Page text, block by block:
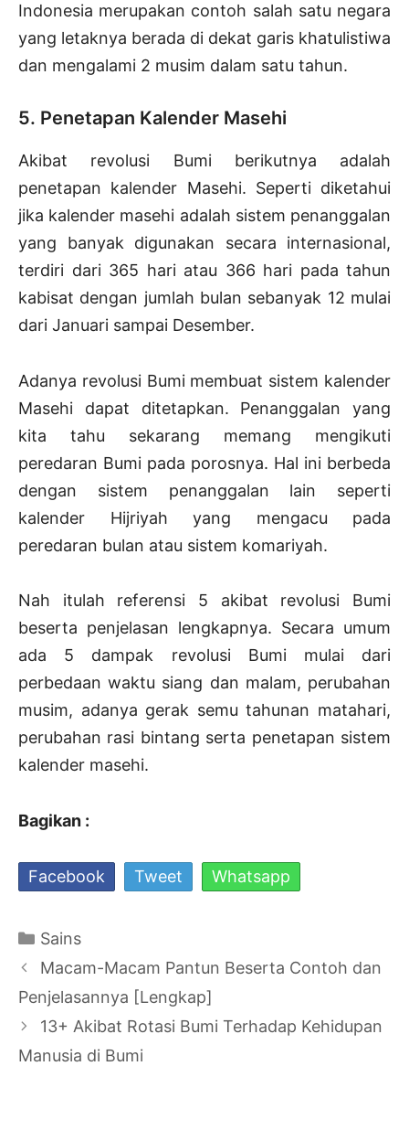
Indonesia merupakan contoh salah satu negara
yang letaknya berada di dekat garis khatulistiwa
dan mengalami 2 musim dalam satu tahun.
5. Penetapan Kalender Masehi
Akibat revolusi Bumi berikutnya adalah
penetapan kalender Masehi. Seperti diketahui
jika kalender masehi adalah sistem penanggalan
yang banyak digunakan secara internasional,
terdiri dari 365 hari atau 366 hari pada tahun
kabisat dengan jumlah bulan sebanyak 12 mulai
dari Januari sampai Desember.
Adanya revolusi Bumi membuat sistem kalender
Masehi dapat ditetapkan. Penanggalan yang
kita tahu sekarang memang mengikuti
peredaran Bumi pada porosnya. Hal ini berbeda
dengan sistem penanggalan lain seperti
kalender Hijriyah yang mengacu pada
peredaran bulan atau sistem komariyah.
Nah itulah referensi 5 akibat revolusi Bumi
beserta penjelasan lengkapnya. Secara umum
ada 5 dampak revolusi Bumi mulai dari
perbedaan waktu siang dan malam, perubahan
musim, adanya gerak semu tahunan matahari,
perubahan rasi bintang serta penetapan sistem
kalender masehi.
Bagikan :
Facebook Tweet Whatsapp
Kategori
Sains
Navigasi
Tulisan
Macam-Macam Pantun Beserta Contoh dan
Penjelasannya [Lengkap]
13+ Akibat Rotasi Bumi Terhadap Kehidupan
Manusia di Bumi